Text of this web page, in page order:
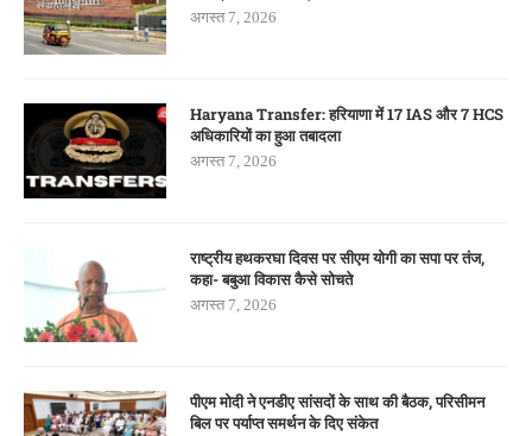
अगस्त 7, 2026
Haryana Transfer: हरियाणा में 17 IAS और 7 HCS
अधिकारियों का हुआ तबादला
अगस्त 7, 2026
राष्ट्रीय हथकरघा दिवस पर सीएम योगी का सपा पर तंज,
कहा- बबुआ विकास कैसे सोचते
अगस्त 7, 2026
पीएम मोदी ने एनडीए सांसदों के साथ की बैठक, परिसीमन
बिल पर पर्याप्त समर्थन के दिए संकेत